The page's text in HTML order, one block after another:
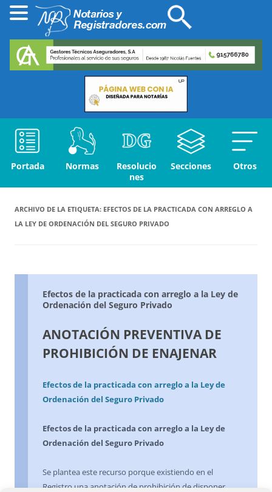
Portada Normas
Resolucio
nes
Secciones Otros
ARCHIVO DE LA ETIQUETA: EFECTOS DE LA PRACTICADA CON ARREGLO A
LA LEY DE ORDENACIÓN DEL SEGURO PRIVADO
Efectos de la practicada con arreglo a la Ley de
Ordenación del Seguro Privado
ANOTACIÓN PREVENTIVA DE
PROHIBICIÓN DE ENAJENAR
Efectos de la practicada con arreglo a la Ley de
Ordenación del Seguro Privado
Efectos de la practicada con arreglo a la Ley de
Ordenación del Seguro Privado
Se plantea este recurso porque existiendo en el
Registro una anotación de prohibición de disponer,